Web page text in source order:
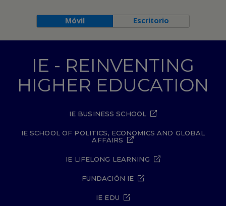
Móvil Escritorio
IE - REINVENTING
HIGHER EDUCATION
IE BUSINESS SCHOOL
IE SCHOOL OF POLITICS, ECONOMICS AND GLOBAL
AFFAIRS
IE LIFELONG LEARNING
FUNDACIÓN IE
IE EDU